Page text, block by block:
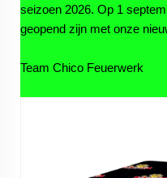
seizoen 2026. Op 1
geopend zijn met onze
Team Chico Feuerwerk